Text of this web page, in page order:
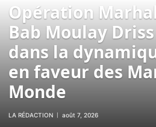
Opération
Bab Moulay
dans la
en faveur des
Monde
LA RÉDACTION août 7, 2026